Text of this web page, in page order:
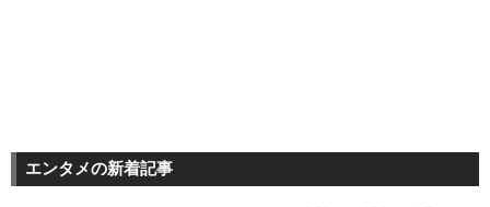
エンタメの新着記事